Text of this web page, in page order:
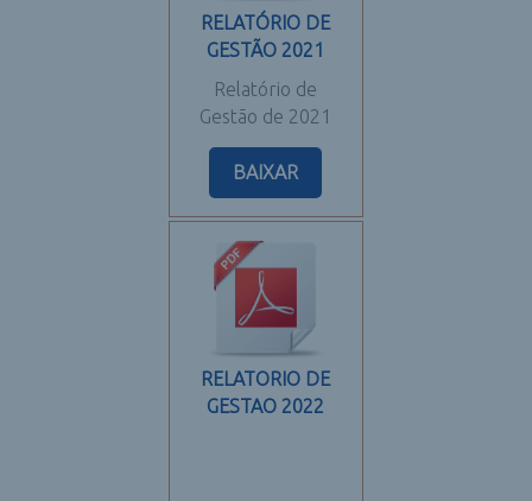
RELATÓRIO DE
GESTÃO 2021
Relatório de
Gestão de 2021
BAIXAR
RELATORIO DE
GESTAO 2022